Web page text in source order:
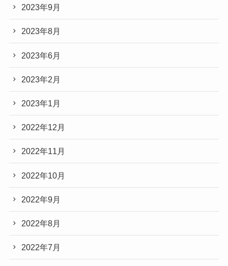
2023年9月
2023年8月
2023年6月
2023年2月
2023年1月
2022年12月
2022年11月
2022年10月
2022年9月
2022年8月
2022年7月